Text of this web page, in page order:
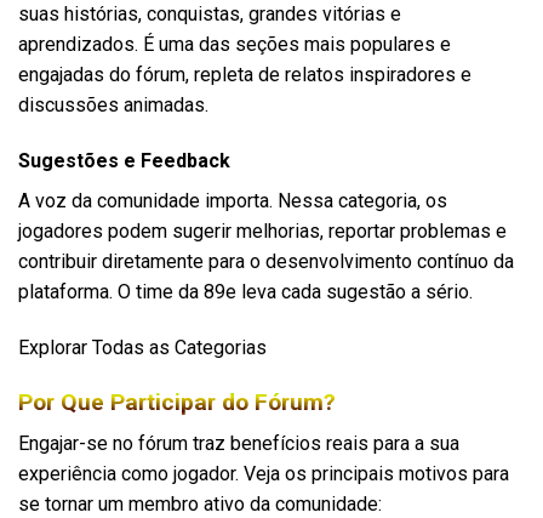
suas histórias, conquistas, grandes vitórias e
aprendizados. É uma das seções mais populares e
engajadas do fórum, repleta de relatos inspiradores e
discussões animadas.
Sugestões e Feedback
A voz da comunidade importa. Nessa categoria, os
jogadores podem sugerir melhorias, reportar problemas e
contribuir diretamente para o desenvolvimento contínuo da
plataforma. O time da 89e leva cada sugestão a sério.
Explorar Todas as Categorias
Por Que Participar do Fórum?
Engajar-se no fórum traz benefícios reais para a sua
experiência como jogador. Veja os principais motivos para
se tornar um membro ativo da comunidade: